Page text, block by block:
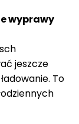
wyprawy
jeszcze
To